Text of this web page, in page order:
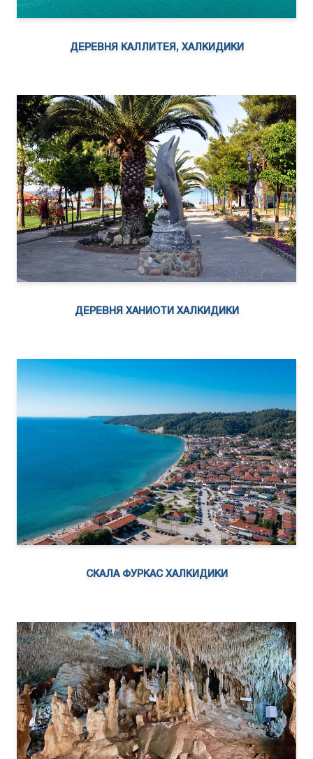
ДЕРЕВНЯ КАЛЛИТЕЯ, ХАЛКИДИКИ
ДЕРЕВНЯ ХАНИОТИ ХАЛКИДИКИ
СКАЛА ФУРКАС ХАЛКИДИКИ